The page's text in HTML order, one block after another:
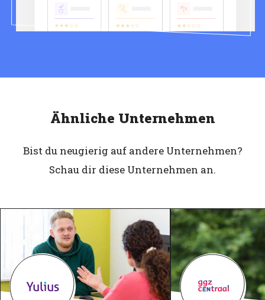
Ähnliche Unternehmen
Bist du neugierig auf andere Unternehmen?
Schau dir diese Unternehmen an.